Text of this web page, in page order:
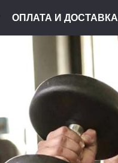
ОПЛАТА И ДОСТАВКА